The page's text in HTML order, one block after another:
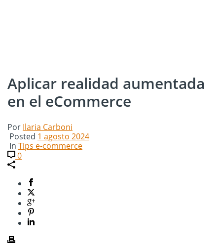
Aplicar realidad aumentada
en el eCommerce
Por Ilaria Carboni
Posted 1 agosto 2024
In Tips e-commerce
0